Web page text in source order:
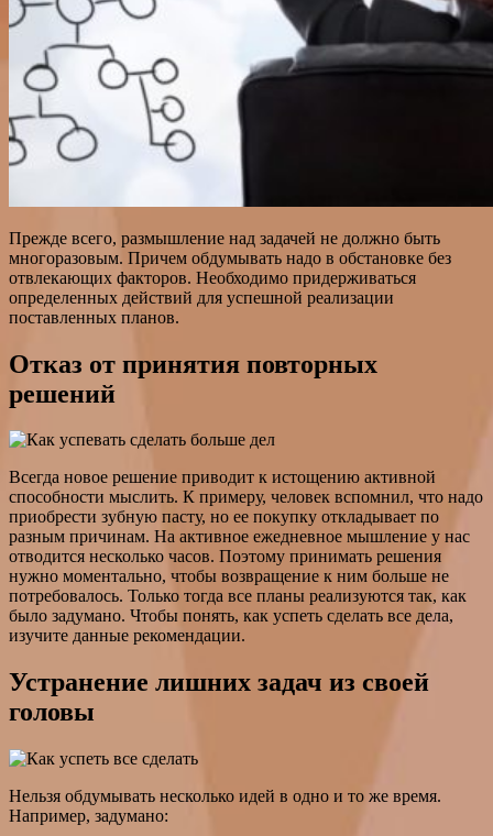
Прежде всего, размышление над задачей не должно быть
многоразовым. Причем обдумывать надо в обстановке без
отвлекающих факторов. Необходимо придерживаться
определенных действий для успешной реализации
поставленных планов.
Отказ от принятия повторных
решений
Всегда новое решение приводит к истощению активной
способности мыслить. К примеру, человек вспомнил, что надо
приобрести зубную пасту, но ее покупку откладывает по
разным причинам. На активное ежедневное мышление у нас
отводится несколько часов. Поэтому принимать решения
нужно моментально, чтобы возвращение к ним больше не
потребовалось. Только тогда все планы реализуются так, как
было задумано. Чтобы понять, как успеть сделать все дела,
изучите данные рекомендации.
Устранение лишних задач из своей
головы
Нельзя обдумывать несколько идей в одно и то же время.
Например, задумано: